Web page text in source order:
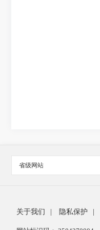
省级网站
关于我们 隐私保护